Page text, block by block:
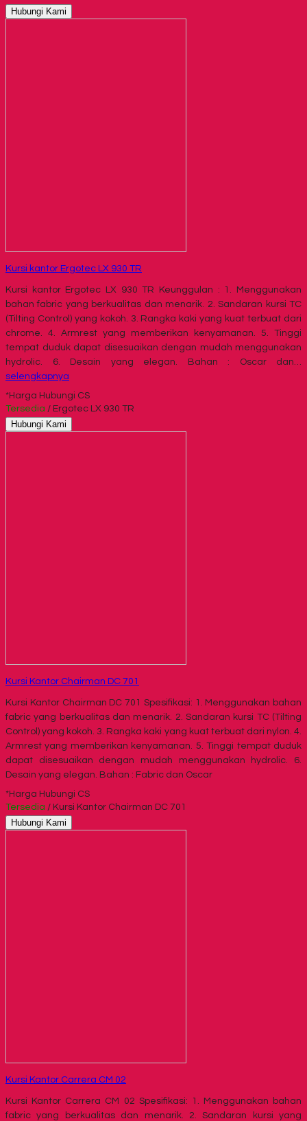
Hubungi Kami
Kursi kantor Ergotec LX 930 TR
Kursi kantor Ergotec LX 930 TR Keunggulan : 1. Menggunakan
bahan fabric yang berkualitas dan menarik. 2. Sandaran kursi TC
(Tilting Control) yang kokoh. 3. Rangka kaki yang kuat terbuat dari
chrome. 4. Armrest yang memberikan kenyamanan. 5. Tinggi
tempat duduk dapat disesuaikan dengan mudah menggunakan
hydrolic. 6. Desain yang elegan. Bahan : Oscar dan…
selengkapnya
*Harga Hubungi CS
Tersedia / Ergotec LX 930 TR
Hubungi Kami
Kursi Kantor Chairman DC 701
Kursi Kantor Chairman DC 701 Spesifikasi: 1. Menggunakan bahan
fabric yang berkualitas dan menarik. 2. Sandaran kursi TC (Tilting
Control) yang kokoh. 3. Rangka kaki yang kuat terbuat dari nylon. 4.
Armrest yang memberikan kenyamanan. 5. Tinggi tempat duduk
dapat disesuaikan dengan mudah menggunakan hydrolic. 6.
Desain yang elegan. Bahan : Fabric dan Oscar
*Harga Hubungi CS
Tersedia / Kursi Kantor Chairman DC 701
Hubungi Kami
Kursi Kantor Carrera CM 02
Kursi Kantor Carrera CM 02 Spesifikasi: 1. Menggunakan bahan
fabric yang berkualitas dan menarik. 2. Sandaran kursi yang